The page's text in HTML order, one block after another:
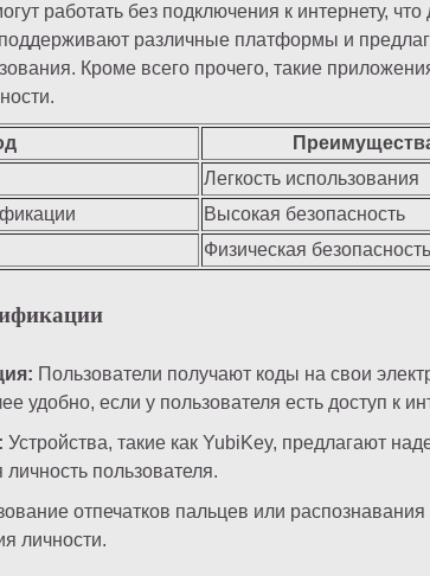
работать без подключения к интернету,
различные платформы и
Кроме всего прочего, такие
Легкость использования
Высокая безопасность
Физическая безопасность
Пользователи получают коды на свои
удобно, если у пользователя есть доступ к
Устройства, такие как YubiKey, предлагают
пользователя.
отпечатков пальцев или
личности.